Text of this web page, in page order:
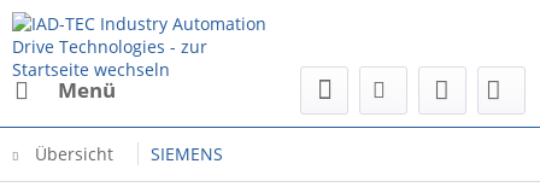
Menü
Übersicht SIEMENS